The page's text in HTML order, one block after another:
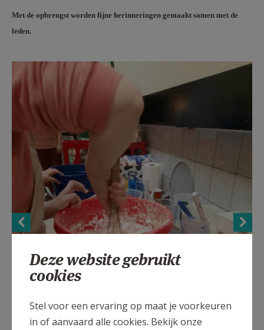
Met de opbrengst worden fijne herinneringen gemaakt samen met de
leden.
Deze website gebruikt
cookies
Stel voor een ervaring op maat je voorkeuren
in of aanvaard alle cookies. Bekijk onze